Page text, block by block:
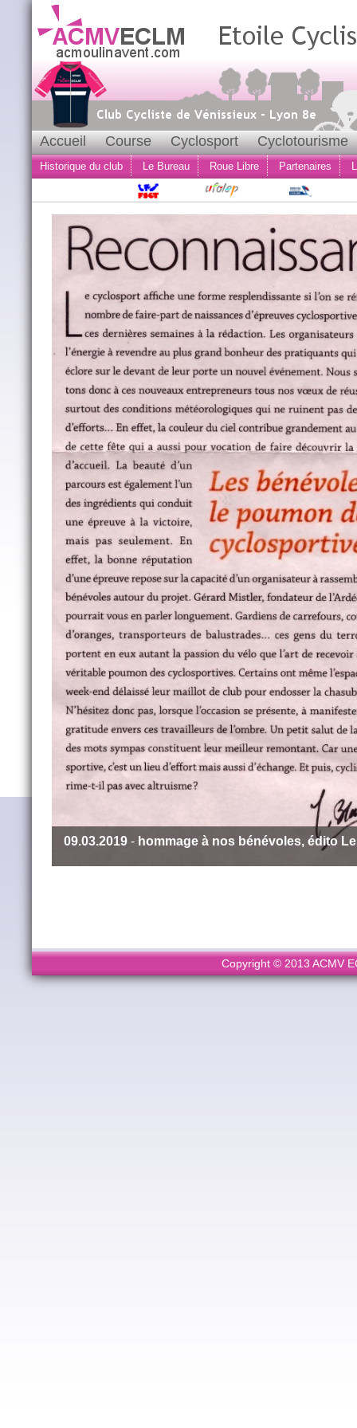
Accueil Course Cyclosport Cyclotourisme
Historique du club Le Bureau Roue Libre Partenaires
09.03.2019 - hommage à nos bénévoles, édito
Copyright © 2013 ACMV